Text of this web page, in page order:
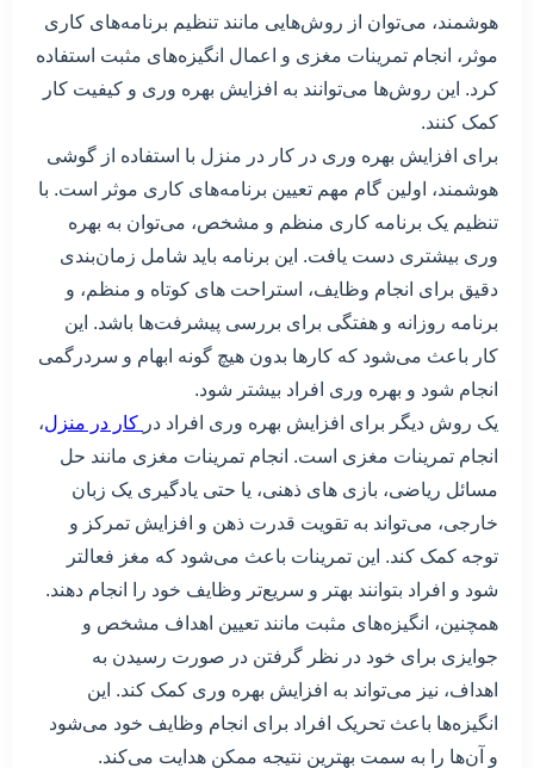
هوشمند، می‌توان از روش‌هایی مانند تنظیم برنامه‌های کاری
موثر، انجام تمرینات مغزی و اعمال انگیزه‌های مثبت استفاده
کرد. این روش‌ها می‌توانند به افزایش بهره وری و کیفیت کار
کمک کنند.
برای افزایش بهره وری در کار در منزل با استفاده از گوشی
هوشمند، اولین گام مهم تعیین برنامه‌های کاری موثر است. با
تنظیم یک برنامه کاری منظم و مشخص، می‌توان به بهره
وری بیشتری دست یافت. این برنامه باید شامل زمان‌بندی
دقیق برای انجام وظایف، استراحت های کوتاه و منظم، و
برنامه روزانه و هفتگی برای بررسی پیشرفت‌ها باشد. این
کار باعث می‌شود که کارها بدون هیچ گونه ابهام و سردرگمی
انجام شود و بهره وری افراد بیشتر شود.
یک روش دیگر برای افزایش بهره وری افراد در کار در منزل،
انجام تمرینات مغزی است. انجام تمرینات مغزی مانند حل
مسائل ریاضی، بازی های ذهنی، یا حتی یادگیری یک زبان
خارجی، می‌تواند به تقویت قدرت ذهن و افزایش تمرکز و
توجه کمک کند. این تمرینات باعث می‌شود که مغز فعالتر
شود و افراد بتوانند بهتر و سریع‌تر وظایف خود را انجام دهند.
همچنین، انگیزه‌های مثبت مانند تعیین اهداف مشخص و
جوایزی برای خود در نظر گرفتن در صورت رسیدن به
اهداف، نیز می‌تواند به افزایش بهره وری کمک کند. این
انگیزه‌ها باعث تحریک افراد برای انجام وظایف خود می‌شود
و آن‌ها را به سمت بهترین نتیجه ممکن هدایت می‌کند.